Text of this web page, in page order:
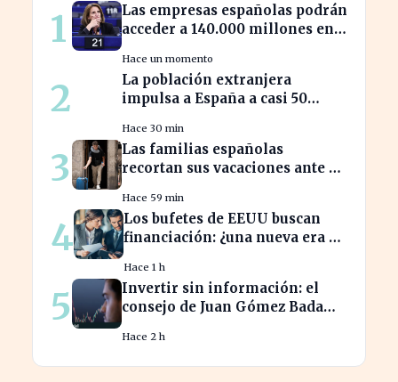
1
Las empresas españolas podrán
acceder a 140.000 millones en
ecológica
Hace un momento
2
La población extranjera
impulsa a España a casi 50
cifras récord
Hace 30 min
3
Las familias españolas
recortan sus vacaciones ante un
Hace 59 min
4
Los bufetes de EEUU buscan
financiación: ¿una nueva era de
Hace 1 h
5
Invertir sin información: el
consejo de Juan Gómez Bada
Hace 2 h